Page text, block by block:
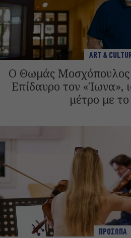
ART &
Ο Θωμάς Μοσχόπουλος
Επίδαυρο τον «Ίωνα»,
μέτρο με
ΠΡΟΣΩΠΑ